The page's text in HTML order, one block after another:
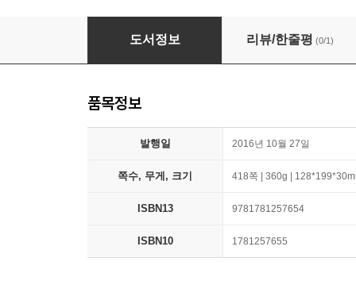
The Daily Stoic
도서정보 리뷰/한줄평 (0/1)
품목정보
발행일 2016년 10월 27일
쪽수, 무게, 크기 418쪽 | 360g |
ISBN13 9781781257654
ISBN10 1781257655